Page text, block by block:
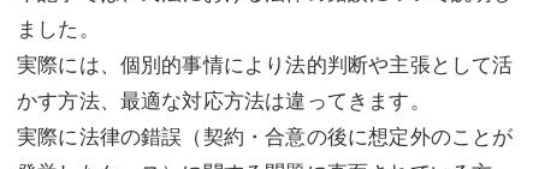
ました。
実際には、個別的事情により法的判断や主張として活
かす方法、最適な対応方法は違ってきます。
実際に法律の錯誤（契約・合意の後に想定外のことが